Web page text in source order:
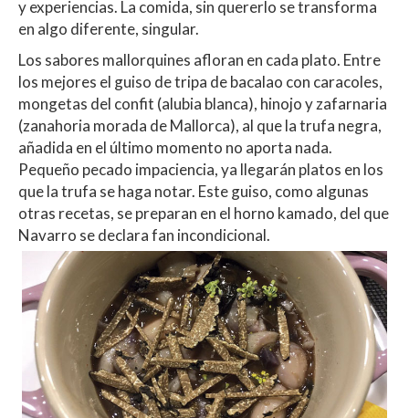
y experiencias. La comida, sin quererlo se transforma
en algo diferente, singular.
Los sabores mallorquines afloran en cada plato. Entre
los mejores el guiso de tripa de bacalao con caracoles,
mongetas del confit (alubia blanca), hinojo y zafarnaria
(zanahoria morada de Mallorca), al que la trufa negra,
añadida en el último momento no aporta nada.
Pequeño pecado impaciencia, ya llegarán platos en los
que la trufa se haga notar. Este guiso, como algunas
otras recetas, se preparan en el horno kamado, del que
Navarro se declara fan incondicional.